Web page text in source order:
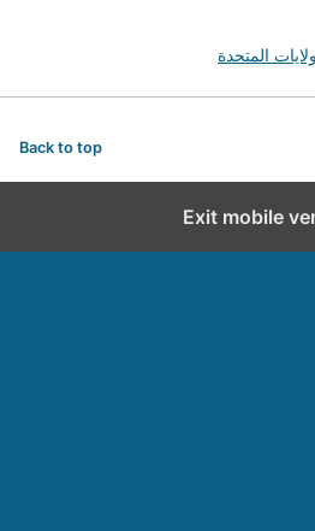
المتحدة
Back to top
Exit mobile